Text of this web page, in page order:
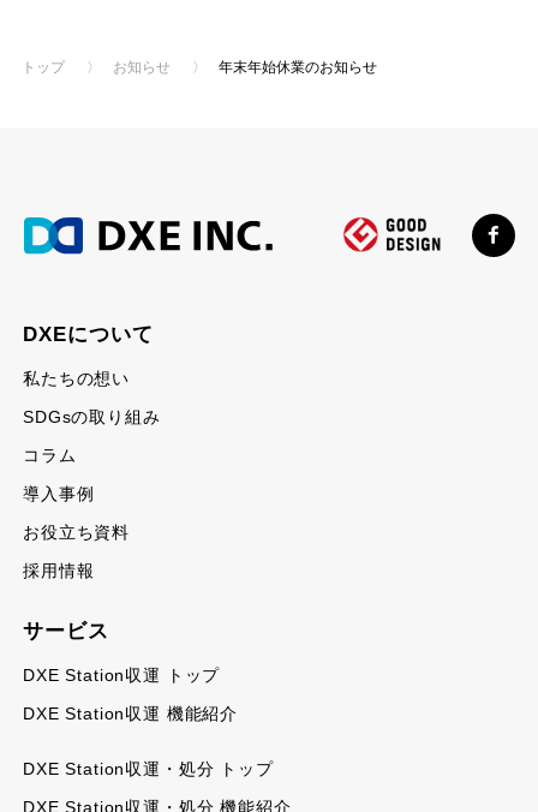
トップ 〉 お知らせ 〉 年末年始休業のお知らせ
DXEについて
私たちの想い
SDGsの取り組み
コラム
導入事例
お役立ち資料
採用情報
サービス
DXE Station収運 トップ
DXE Station収運 機能紹介
DXE Station収運・処分 トップ
DXE Station収運・処分 機能紹介